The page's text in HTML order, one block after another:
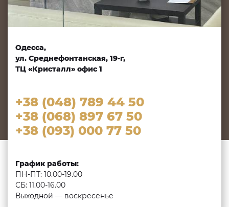
Одесса,
ул. Среднефонтанская, 19-г,
ТЦ «Кристалл» офис 1
+38 (048) 789 44 50
+38 (068) 897 67 50
+38 (093) 000 77 50
График работы:
ПН-ПТ: 10.00-19.00
СБ: 11.00-16.00
Выходной — воскресенье